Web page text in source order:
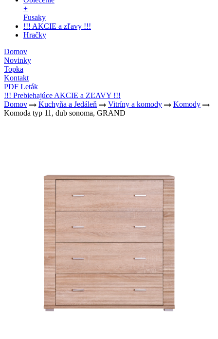
+
Fusaky
!!! AKCIE a zľavy !!!
Hračky
Domov
Novinky
Topka
Kontakt
PDF Leták
!!! Prebiehajúce AKCIE a ZĽAVY !!!
Domov
Kuchyňa a Jedáleň Vitríny a komody
Komody
Komoda typ 11, dub sonoma, GRAND